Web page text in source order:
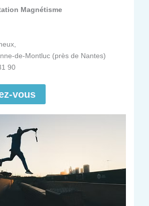
Magnétisme
de-Montluc (près de Nantes)
90
vous